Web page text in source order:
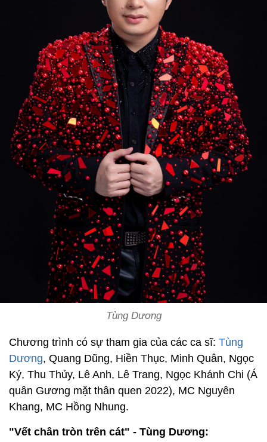
Tùng Dương
Chương trình có sự tham gia của các ca sĩ: Tùng
Dương, Quang Dũng, Hiền Thục, Minh Quân, Ngọc
Ký, Thu Thủy, Lê Anh, Lê Trang, Ngọc Khánh Chi (Á
quân Gương mặt thân quen 2022), MC Nguyên
Khang, MC Hồng Nhung.
"Vết chân tròn trên cát" - Tùng Dương: